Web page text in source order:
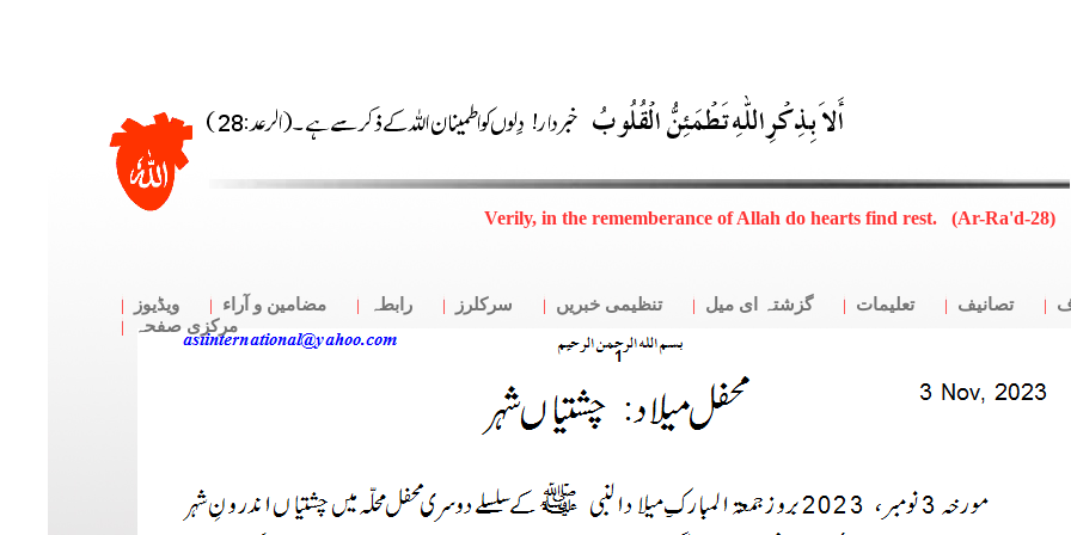
Verily, in the rememberance of Allah do hearts find rest. (Ar-Ra'd-28)
تصانیف تعلیمات گزشتہ ای میل تنظیمی خبریں سرکلرز رابطہ مضامین و آراء
ویڈیوز
مرکزی صفحہ